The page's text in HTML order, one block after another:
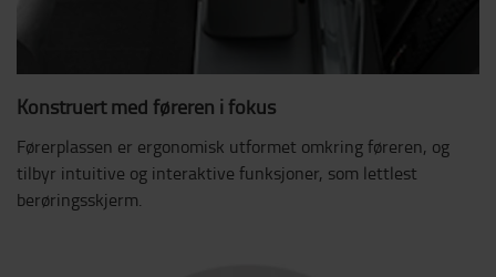
Konstruert med føreren i fokus
Førerplassen er ergonomisk utformet omkring føreren, og
tilbyr intuitive og interaktive funksjoner, som lettlest
berøringsskjerm.